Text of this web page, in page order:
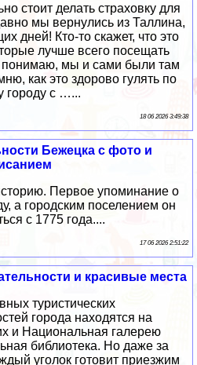
стоит делать страховку для
мы вернулись из Таллина,
дней! Кто-то скажет, что это
лучше всего посещать
понимаю, мы и сами были там
как это здорово гулять по
городу с …...
18 06 2026 3:49:38
Бежецка с фото и
Первое упоминание о
а городским поселением он
с 1775 года....
17 06 2026 2:51:22
и красивые места
туристических
города находятся на
и Национальная галерею
библиотека. Но даже за
уголок готовит приезжим